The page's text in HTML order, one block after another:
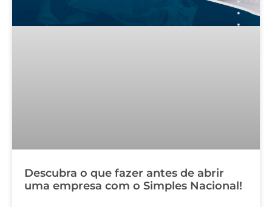
Descubra o que fazer antes de abrir
uma empresa com o Simples Nacional!